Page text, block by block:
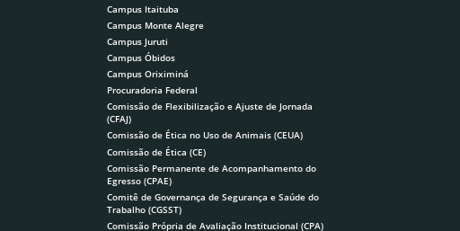
Campus Itaituba
Campus Monte Alegre
Campus Juruti
Campus Óbidos
Campus Oriximiná
Procuradoria Federal
Comissão de Flexibilização e Ajuste de Jornada
(CFAJ)
Comissão de Ética no Uso de Animais (CEUA)
Comissão de Ética (CE)
Comissão Permanente de Acompanhamento do
Egresso (CPAE)
Comitê de Governança de Segurança e Saúde do
Trabalho (CGSST)
Comissão Própria de Avaliação Institucional (CPA)